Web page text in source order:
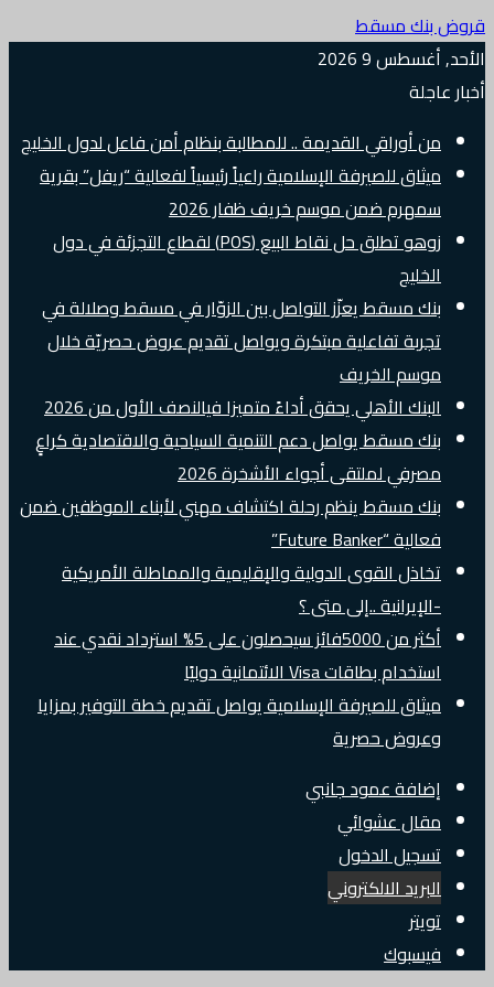
قروض بنك مسقط
الأحد, أغسطس 9 2026
أخبار عاجلة
من أوراقي القديمة .. للمطالبة بنظام أمن فاعل لدول الخليج
ميثاق للصيرفة الإسلامية راعياً رئيسياً لفعالية “ريفل” بقرية
سمهرم ضمن موسم خريف ظفار 2026
زوهو تطلق حل نقاط البيع (POS) لقطاع التجزئة في دول
الخليج
بنك مسقط يعزّز التواصل بين الزوّار في مسقط وصلالة في
تجربة تفاعلية مبتكرة ويواصل تقديم عروض حصريّة خلال
موسم الخريف
البنك الأهلي يحقق أداءً متميزا فيالنصف الأول من 2026
بنك مسقط يواصل دعم التنمية السياحية والاقتصادية كراعٍ
مصرفي لملتقى أجواء الأشخرة 2026
بنك مسقط ينظم رحلة اكتشاف مهني لأبناء الموظفين ضمن
فعالية “Future Banker”
تخاذل القوى الدولية والإقليمية والمماطلة الأمريكية
-الإيرانية ..إلى متى ؟
أكثر من 5000فائز سيحصلون على 5% استرداد نقدي عند
استخدام بطاقات Visa الائتمانية دوليًا
ميثاق للصيرفة الإسلامية يواصل تقديم خطة التوفير بمزايا
وعروض حصرية
إضافة عمود جانبي
مقال عشوائي
تسجيل الدخول
البريد الالكتروني
تويتر
فيسبوك